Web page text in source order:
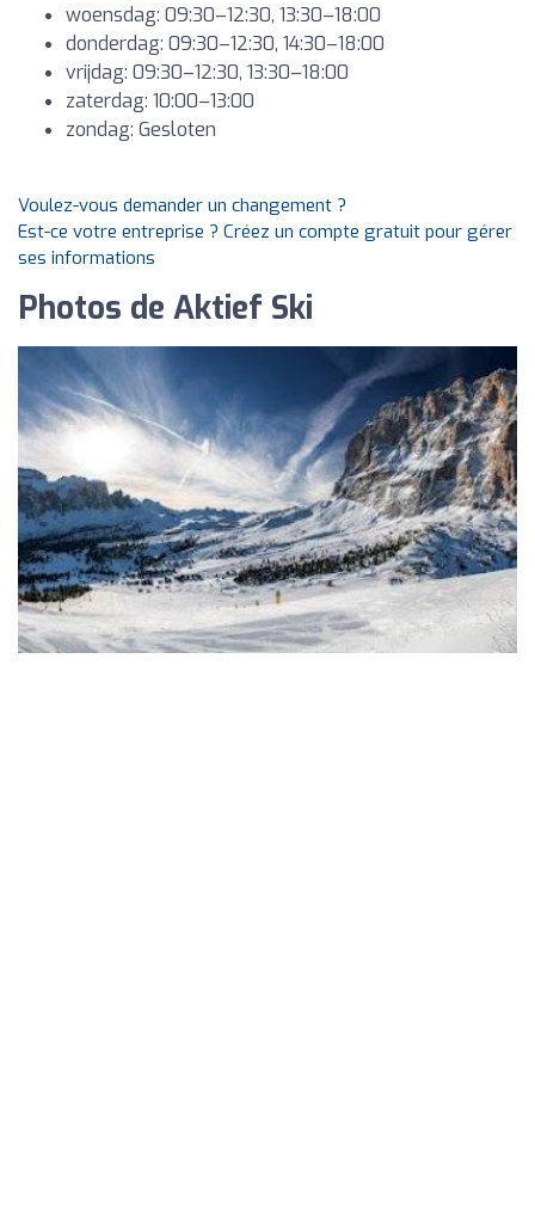
woensdag: 09:30–12:30, 13:30–18:00
donderdag: 09:30–12:30, 14:30–18:00
vrijdag: 09:30–12:30, 13:30–18:00
zaterdag: 10:00–13:00
zondag: Gesloten
Voulez-vous demander un changement ?
Est-ce votre entreprise ? Créez un compte gratuit pour gérer
ses informations
Photos de Aktief Ski